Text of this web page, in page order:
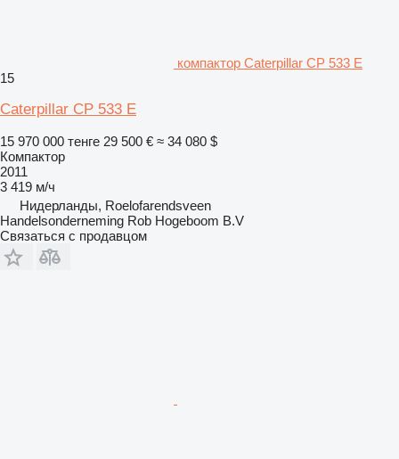
компактор Caterpillar CP 533 E
15
Caterpillar CP 533 E
15 970 000 тенге 29 500 € ≈ 34 080 $
Компактор
2011
3 419 м/ч
Нидерланды, Roelofarendsveen
Handelsonderneming Rob Hogeboom B.V
Связаться с продавцом